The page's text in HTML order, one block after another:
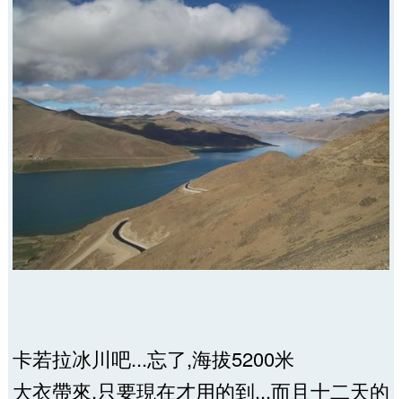
卡若拉冰川吧...忘了,海拔5200米
大衣帶來,只要現在才用的到...而且十二天的